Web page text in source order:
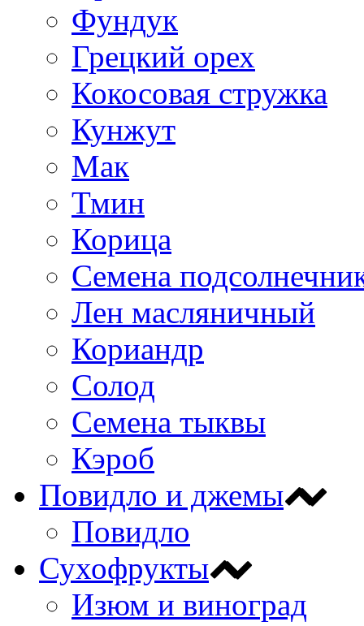
Фундук
Грецкий орех
Кокосовая стружка
Кунжут
Мак
Тмин
Корица
Семена
Лен масляничный
Кориандр
Солод
Семена тыквы
Кэроб
Повидло и джемы
Повидло
Сухофрукты
Изюм и виноград